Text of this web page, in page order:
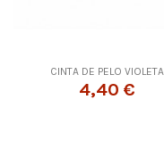
CINTA DE PELO VIOLETA
4,40 €